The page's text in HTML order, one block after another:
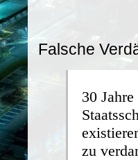
Falsche
30
zu